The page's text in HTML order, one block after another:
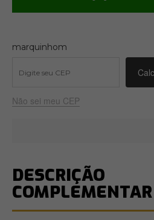
marquinhom
Não sei meu CEP
DESCRIÇÃO
COMPLEMENTAR